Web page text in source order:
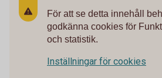
För att se detta innehåll
godkänna cookies för
och statistik.
Inställningar för cookies